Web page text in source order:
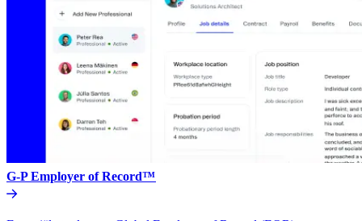
G-P Employer of Record™​​